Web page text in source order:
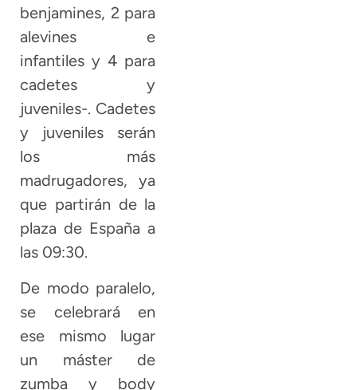
benjamines, 2 para
alevines e
infantiles y 4 para
cadetes y
juveniles-. Cadetes
y juveniles serán
los más
madrugadores, ya
que partirán de la
plaza de España a
las 09:30.
De modo paralelo,
se celebrará en
ese mismo lugar
un máster de
zumba y body